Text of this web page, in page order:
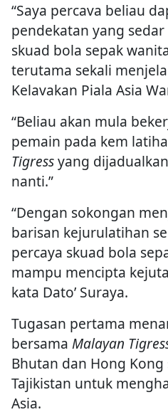
“Saya percava beliau
pendekatan yang
skuad bola sepak
terutama sekali
Kelavakan Piala Asia
“Beliau akan mula
pemain pada kem
Tigressyang
nanti.”
“Dengan sokongan
barisan kejurulatihan
percaya skuad bola
mampu mencipta
kata Dato’ Suraya.
Tugasan pertama
bersama Malayan
Bhutan dan Hong
Tajikistan untuk
Asia.